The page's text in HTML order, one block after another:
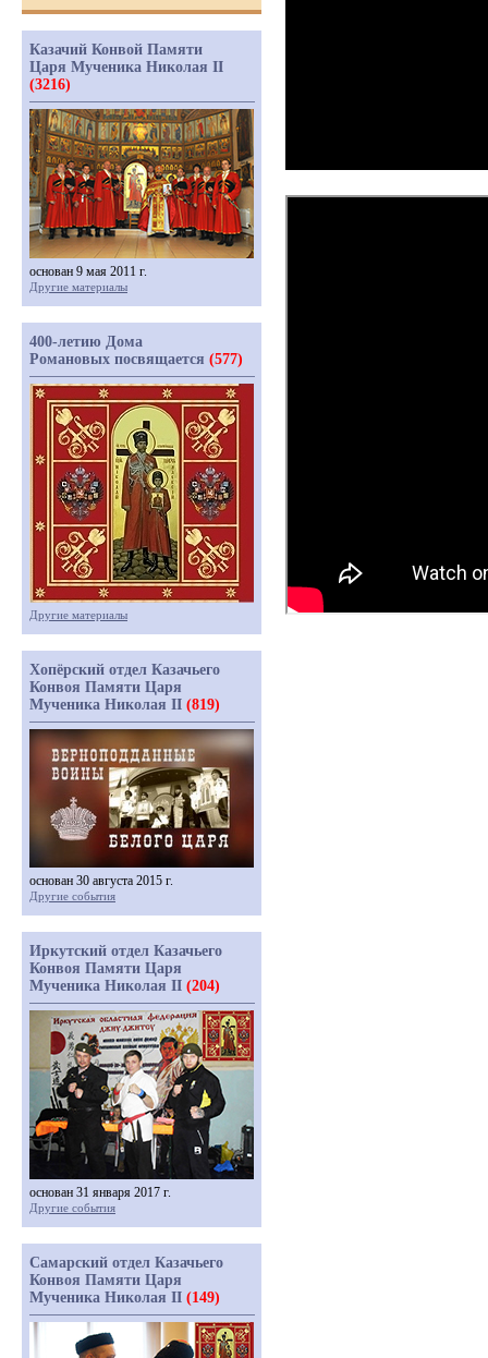
Казачий Конвой Памяти
Царя Мученика Николая II
(3216)
основан 9 мая 2011 г.
Другие материалы
400-летию Дома
Романовых посвящается (577)
Другие материалы
Хопёрский отдел Казачьего
Конвоя Памяти Царя
Мученика Николая II (819)
основан 30 августа 2015 г.
Другие события
Иркутский отдел Казачьего
Конвоя Памяти Царя
Мученика Николая II (204)
основан 31 января 2017 г.
Другие события
Самарский отдел Казачьего
Конвоя Памяти Царя
Мученика Николая II (149)